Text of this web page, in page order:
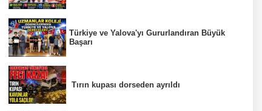
Türkiye ve Yalova'yı Gururlandıran Büyük
Başarı
Tırın kupası dorseden ayrıldı